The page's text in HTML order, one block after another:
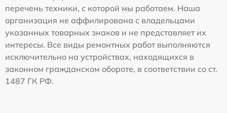
перечень техники, с которой мы работаем. Наша
организация не аффилирована с владельцами
указанных товарных знаков и не представляет их
интересы. Все виды ремонтных работ выполняются
исключительно на устройствах, находящихся в
законном гражданском обороте, в соответствии со ст.
1487 ГК РФ.